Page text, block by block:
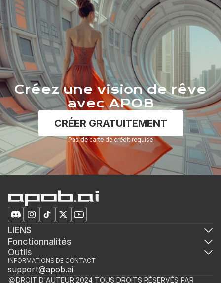
Créez une vision de rêve
avec APOB
CRÉER GRATUITEMENT
Pas de carte de crédit requise
LIENS
Fonctionnalités
Outils
INFORMATIONS DE CONTACT
support@apob.ai
DROIT D'AUTEUR 2024 TOUS DROITS RÉSERVÉS PAR